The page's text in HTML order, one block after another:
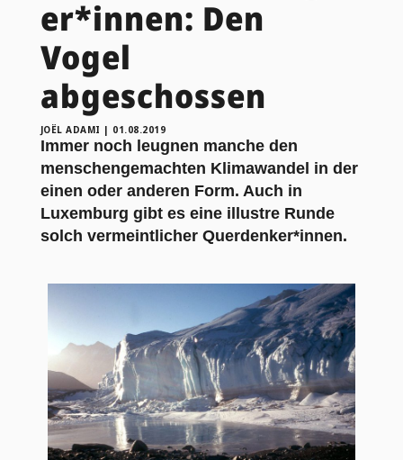
er*innen: Den
Vogel
abgeschossen
JOËL ADAMI | 01.08.2019
Immer noch leugnen manche den
menschengemachten Klimawandel in der
einen oder anderen Form. Auch in
Luxemburg gibt es eine illustre Runde
solch vermeintlicher Querdenker*innen.